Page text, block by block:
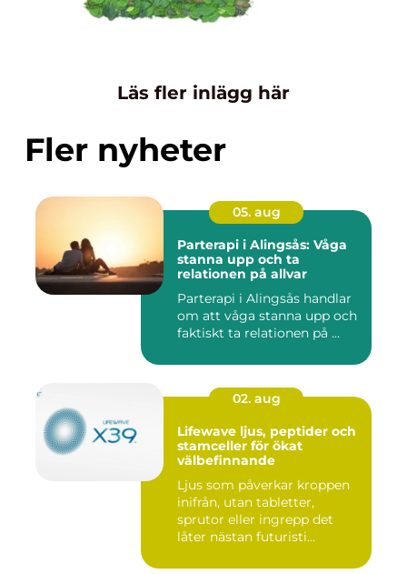
Läs fler inlägg här
Fler nyheter
05. aug
Parterapi i Alingsås: Våga
stanna upp och ta
relationen på allvar
Parterapi i Alingsås handlar
om att våga stanna upp och
faktiskt ta relationen på ...
02. aug
Lifewave ljus, peptider och
stamceller för ökat
välbefinnande
Ljus som påverkar kroppen
inifrån, utan tabletter,
sprutor eller ingrepp det
låter nästan futuristi...